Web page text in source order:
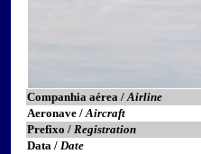
Companhia aérea /Airline
Aeronave /Aircraft
Prefixo / Registration
Data / Date